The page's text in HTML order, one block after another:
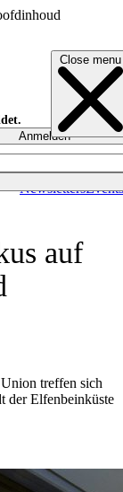
Close menu
NewslettersEvents
Anmelden
auf
treffen sich
der Elfenbeinküste